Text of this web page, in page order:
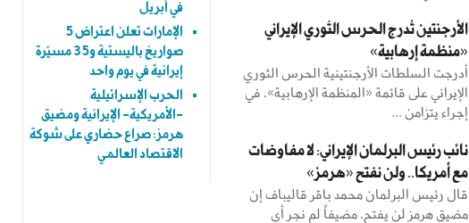
الأرجنتين تُدرج الحرس الثوري الإيراني
«منظمة إرهابية»
أدرجت السلطات الأرجنتينية الحرس الثوري
الإيراني على قائمة «المنظمة الإرهابية»، في
إجراء يتزامن ...
نائب رئيس البرلمان الإيراني: لا مفاوضات
مع أمريكا.. ولن نفتح «هرمز»
قال رئيس البرلمان محمد باقر قاليباف إن
مضيق هرمز لن يفتح، مضيفاً لم نجر أي
في أبريل
الإمارات تعلن اعتراض 5
صواريخ باليستية و35 مسيّرة
إيرانية في يوم واحد
الحرب الإسرائيلية
-الأمريكية- الإيرانية ومضيق
هرمز: صراع حضاري على شوكة
الاقتصاد العالمي